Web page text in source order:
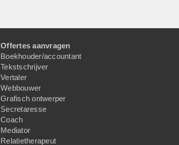
Offertes aanvragen
Boekhouder/accountant
Tekstschrijver
Vertaler
Webbouwer
Grafisch ontwerper
Secretaresse
Coach
Mediator
Relatietherapeut